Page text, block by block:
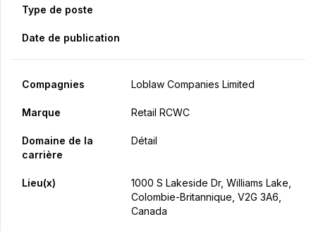
Type de poste
Date de publication
Compagnies Loblaw Companies Limited
Marque Retail RCWC
Domaine de la
carrière
Détail
Lieu(x)
1000 S Lakeside Dr, Williams Lake,
Colombie-Britannique, V2G 3A6,
Canada